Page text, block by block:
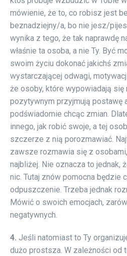
mówienie, że to, co robisz jest
beznadziejny/a, bo nie jesz/
wynika z tego, że tak naprawdę
właśnie ta osoba, a nie Ty. Być
swoim życiu dokonać jakichś
wystarczającej odwagi,
że osoby, które wypowiadają
pozytywnym przyjmują postawę
podświadomie chcąc zmian.
innego, jak robić swoje, a tej
szczerze z nią porozmawiać.
zawsze rozmawia się z
najbliżej. Nie oznacza to jednak,
nic. Tutaj znów pomocna będzie
odpuszczenie. Trzeba jednak
Mówić o swoich emocjach,
negatywnych.
4. Jeśli natomiast to Ty
dużo prostsza. W zależności od